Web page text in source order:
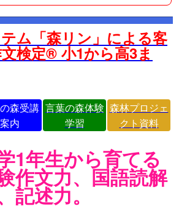
ム「森リン」による客
検定® 小1から高3ま
森受講
案内
言葉の森体験
学習
森林プロジェ
クト資料
1年生から育てる
作文力、国語読解
記述力。